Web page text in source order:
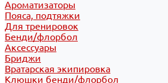
Ароматизаторы
Пояса, подтяжки
Для тренировок
Бенди/флорбол
Аксессуары
Бриджи
Вратарская экипировка
Клюшки бенди/флорбол